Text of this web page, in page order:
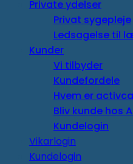
Private ydelser
Privat sygepleje
Ledsagelse til
Kunder
Vi tilbyder
Kundefordele
Hvem er
Bliv kunde hos
Kundelogin
Vikarlogin
Kundelogin